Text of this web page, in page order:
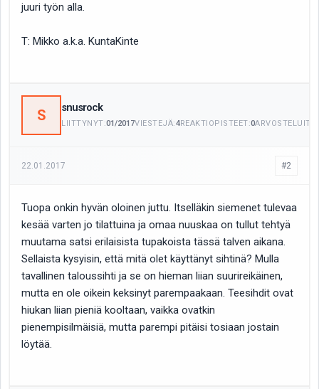
juuri työn alla.
T: Mikko a.k.a. KuntaKinte
S snusrock
LIITTYNYT:01/2017VIESTEJÄ:4REAKTIOPISTEET:0ARVOSTELUITA:
22.01.2017 #2
Tuopa onkin hyvän oloinen juttu. Itselläkin siemenet tulevaa
kesää varten jo tilattuina ja omaa nuuskaa on tullut tehtyä
muutama satsi erilaisista tupakoista tässä talven aikana.
Sellaista kysyisin, että mitä olet käyttänyt sihtinä? Mulla
tavallinen taloussihti ja se on hieman liian suurireikäinen,
mutta en ole oikein keksinyt parempaakaan. Teesihdit ovat
hiukan liian pieniä kooltaan, vaikka ovatkin
pienempisilmäisiä, mutta parempi pitäisi tosiaan jostain
löytää.